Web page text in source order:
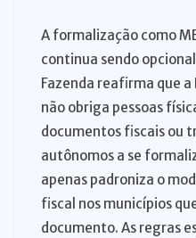
A formalização como
continua sendo
Fazenda reafirma que
não obriga pessoas
documentos fiscais ou
autônomos a se
apenas padroniza o
fiscal nos municípios
documento. As regras